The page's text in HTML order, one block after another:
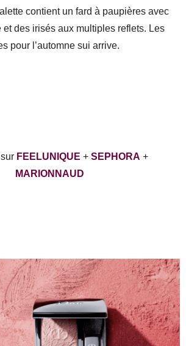
contient un fard à paupières avec
et des irisés aux multiples reflets. Les
pour l’automne sui arrive.
FEELUNIQUE + SEPHORA +
MARIONNAUD